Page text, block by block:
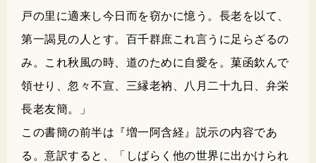
戸の里に適来し今日而を窃かに憶う。長老を以て、
第一謁見の人とす。百千群庶これ言うに足らざるの
み。これ秋風の時、道のために自愛を。菓函欽んで
領せり、忽々不宣、三縁老衲、八月二十九日、弁栄
長老友簡。」
この書簡の前半は『増一阿含経』説示の内容であ
る。意訳すると、「しばらく他の世界に出かけられ